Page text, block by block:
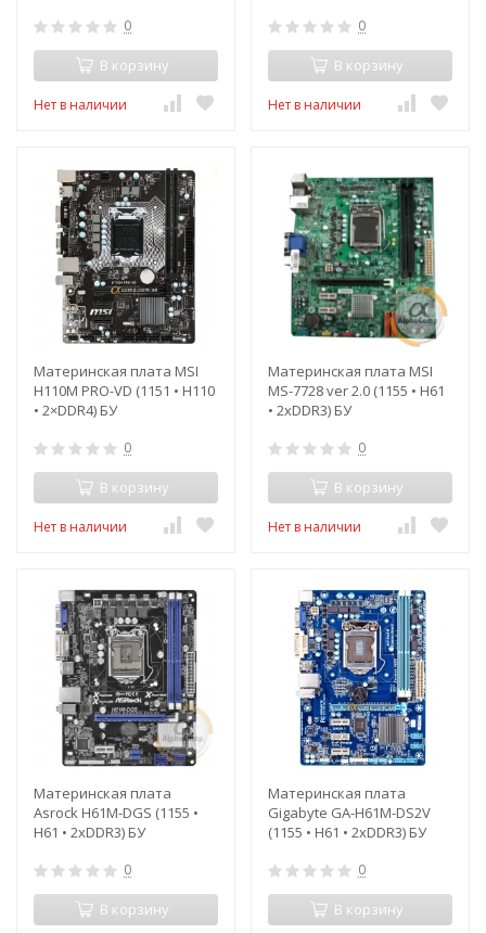
0
В корзину
Нет в наличии
0
В корзину
Нет в наличии
Материнская плата MSI
H110M PRO-VD (1151 • H110
• 2×DDR4) БУ
0
В корзину
Нет в наличии
Материнская плата MSI
MS-7728 ver 2.0 (1155 • H61
• 2xDDR3) БУ
0
В корзину
Нет в наличии
Материнская плата
Asrock H61M-DGS (1155 •
H61 • 2xDDR3) БУ
0
В корзину
Материнская плата
Gigabyte GA-H61M-DS2V
(1155 • H61 • 2xDDR3) БУ
0
В корзину